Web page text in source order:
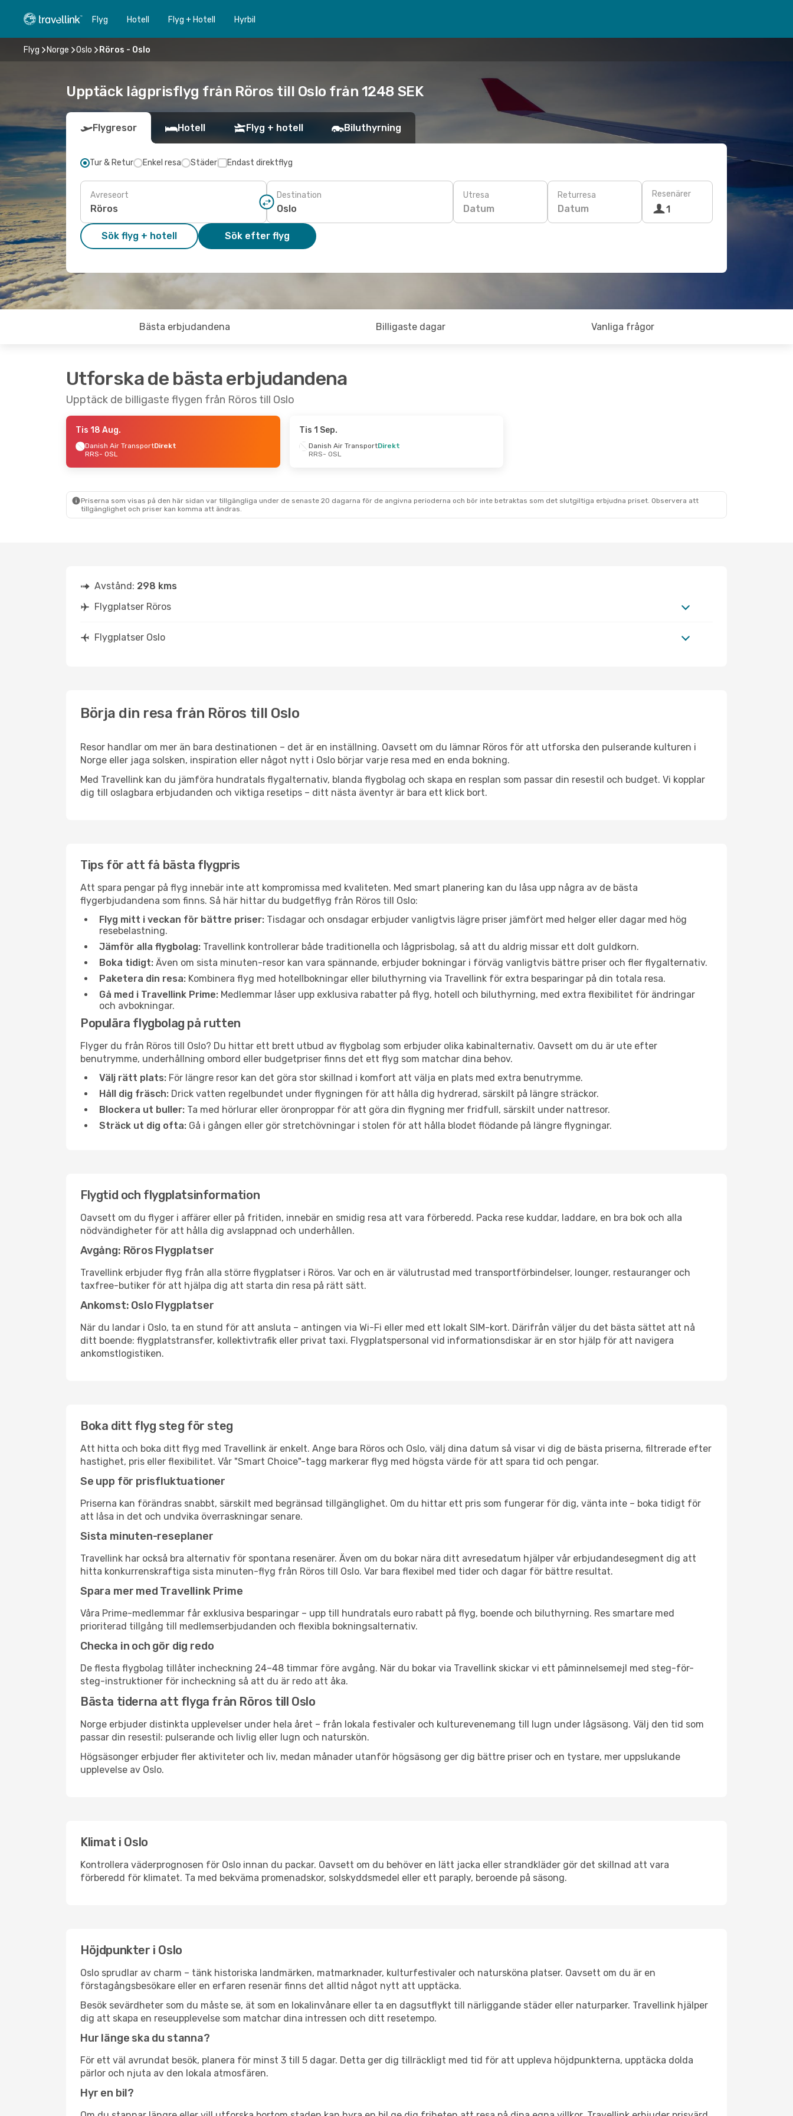
Flyg Hotell Flyg + Hotell Hyrbil
Flyg Norge Oslo Röros - Oslo
Upptäck lågprisflyg från Röros till Oslo från 1248 SEK
Flygresor Hotell Flyg + hotell Biluthyrning
Tur & Retur Enkel resa Städer Endast direktflyg
Avreseort Destination Utresa
Datum
Returresa
Datum
Resenärer
1
Sök flyg + hotell Sök efter flyg
Bästa erbjudandena Billigaste dagar Vanliga frågor
Utforska de bästa erbjudandena
Upptäck de billigaste flygen från Röros till Oslo
Tis 18 Aug.
Danish Air TransportDirekt
RRS- OSL
Tis 1 Sep.
Danish Air TransportDirekt
RRS- OSL
Priserna som visas på den här sidan var tillgängliga under de senaste 20 dagarna för de angivna perioderna och bör inte betraktas som det slutgiltiga erbjudna priset. Observera att
tillgänglighet och priser kan komma att ändras.
Avstånd: 298 kms
Flygplatser Röros
Flygplatser Oslo
Börja din resa från Röros till Oslo
Resor handlar om mer än bara destinationen – det är en inställning. Oavsett om du lämnar Röros för att utforska den pulserande kulturen i
Norge eller jaga solsken, inspiration eller något nytt i Oslo börjar varje resa med en enda bokning.
Med Travellink kan du jämföra hundratals flygalternativ, blanda flygbolag och skapa en resplan som passar din resestil och budget. Vi kopplar
dig till oslagbara erbjudanden och viktiga resetips – ditt nästa äventyr är bara ett klick bort.
Tips för att få bästa flygpris
Att spara pengar på flyg innebär inte att kompromissa med kvaliteten. Med smart planering kan du låsa upp några av de bästa
flygerbjudandena som finns. Så här hittar du budgetflyg från Röros till Oslo:
Flyg mitt i veckan för bättre priser: Tisdagar och onsdagar erbjuder vanligtvis lägre priser jämfört med helger eller dagar med hög
resebelastning.
Jämför alla flygbolag: Travellink kontrollerar både traditionella och lågprisbolag, så att du aldrig missar ett dolt guldkorn.
Boka tidigt: Även om sista minuten-resor kan vara spännande, erbjuder bokningar i förväg vanligtvis bättre priser och fler flygalternativ.
Paketera din resa: Kombinera flyg med hotellbokningar eller biluthyrning via Travellink för extra besparingar på din totala resa.
Gå med i Travellink Prime: Medlemmar låser upp exklusiva rabatter på flyg, hotell och biluthyrning, med extra flexibilitet för ändringar
och avbokningar.
Populära flygbolag på rutten
Flyger du från Röros till Oslo? Du hittar ett brett utbud av flygbolag som erbjuder olika kabinalternativ. Oavsett om du är ute efter
benutrymme, underhållning ombord eller budgetpriser finns det ett flyg som matchar dina behov.
Välj rätt plats: För längre resor kan det göra stor skillnad i komfort att välja en plats med extra benutrymme.
Håll dig fräsch: Drick vatten regelbundet under flygningen för att hålla dig hydrerad, särskilt på längre sträckor.
Blockera ut buller: Ta med hörlurar eller öronproppar för att göra din flygning mer fridfull, särskilt under nattresor.
Sträck ut dig ofta: Gå i gången eller gör stretchövningar i stolen för att hålla blodet flödande på längre flygningar.
Flygtid och flygplatsinformation
Oavsett om du flyger i affärer eller på fritiden, innebär en smidig resa att vara förberedd. Packa rese kuddar, laddare, en bra bok och alla
nödvändigheter för att hålla dig avslappnad och underhållen.
Avgång: Röros Flygplatser
Travellink erbjuder flyg från alla större flygplatser i Röros. Var och en är välutrustad med transportförbindelser, lounger, restauranger och
taxfree-butiker för att hjälpa dig att starta din resa på rätt sätt.
Ankomst: Oslo Flygplatser
När du landar i Oslo, ta en stund för att ansluta – antingen via Wi-Fi eller med ett lokalt SIM-kort. Därifrån väljer du det bästa sättet att nå
ditt boende: flygplatstransfer, kollektivtrafik eller privat taxi. Flygplatspersonal vid informationsdiskar är en stor hjälp för att navigera
ankomstlogistiken.
Boka ditt flyg steg för steg
Att hitta och boka ditt flyg med Travellink är enkelt. Ange bara Röros och Oslo, välj dina datum så visar vi dig de bästa priserna, filtrerade efter
hastighet, pris eller flexibilitet. Vår "Smart Choice"-tagg markerar flyg med högsta värde för att spara tid och pengar.
Se upp för prisfluktuationer
Priserna kan förändras snabbt, särskilt med begränsad tillgänglighet. Om du hittar ett pris som fungerar för dig, vänta inte – boka tidigt för
att låsa in det och undvika överraskningar senare.
Sista minuten-reseplaner
Travellink har också bra alternativ för spontana resenärer. Även om du bokar nära ditt avresedatum hjälper vår erbjudandesegment dig att
hitta konkurrenskraftiga sista minuten-flyg från Röros till Oslo. Var bara flexibel med tider och dagar för bättre resultat.
Spara mer med Travellink Prime
Våra Prime-medlemmar får exklusiva besparingar – upp till hundratals euro rabatt på flyg, boende och biluthyrning. Res smartare med
prioriterad tillgång till medlemserbjudanden och flexibla bokningsalternativ.
Checka in och gör dig redo
De flesta flygbolag tillåter incheckning 24–48 timmar före avgång. När du bokar via Travellink skickar vi ett påminnelsemejl med steg-för-
steg-instruktioner för incheckning så att du är redo att åka.
Bästa tiderna att flyga från Röros till Oslo
Norge erbjuder distinkta upplevelser under hela året – från lokala festivaler och kulturevenemang till lugn under lågsäsong. Välj den tid som
passar din resestil: pulserande och livlig eller lugn och naturskön.
Högsäsonger erbjuder fler aktiviteter och liv, medan månader utanför högsäsong ger dig bättre priser och en tystare, mer uppslukande
upplevelse av Oslo.
Klimat i Oslo
Kontrollera väderprognosen för Oslo innan du packar. Oavsett om du behöver en lätt jacka eller strandkläder gör det skillnad att vara
förberedd för klimatet. Ta med bekväma promenadskor, solskyddsmedel eller ett paraply, beroende på säsong.
Höjdpunkter i Oslo
Oslo sprudlar av charm – tänk historiska landmärken, matmarknader, kulturfestivaler och natursköna platser. Oavsett om du är en
förstagångsbesökare eller en erfaren resenär finns det alltid något nytt att upptäcka.
Besök sevärdheter som du måste se, ät som en lokalinvånare eller ta en dagsutflykt till närliggande städer eller naturparker. Travellink hjälper
dig att skapa en reseupplevelse som matchar dina intressen och ditt resetempo.
Hur länge ska du stanna?
För ett väl avrundat besök, planera för minst 3 till 5 dagar. Detta ger dig tillräckligt med tid för att uppleva höjdpunkterna, upptäcka dolda
pärlor och njuta av den lokala atmosfären.
Hyr en bil?